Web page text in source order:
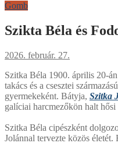
Gomb
Szikta Béla és
2026. február. 27.
Szitka Béla 1900. április 20-
takács és a csesztei
gyermekeként. Bátyja, Szitka
galíciai harcmezőkön halt hősi
Szitka Béla cipészként
Jolánnal tervezte közös